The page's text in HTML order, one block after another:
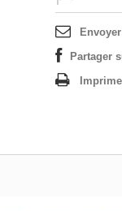
Partager